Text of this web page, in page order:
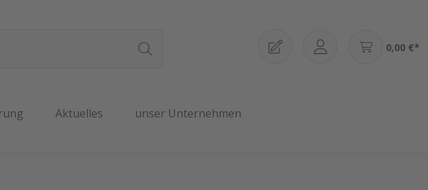
0,00 €*
Aktuelles unser Unternehmen